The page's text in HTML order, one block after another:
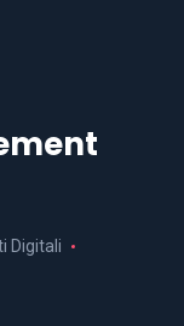
Digitali